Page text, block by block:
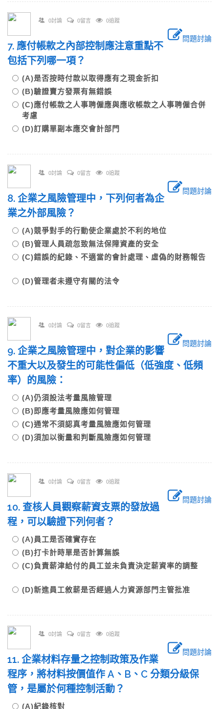
0討論 0留言 0追蹤
問題討論
7. 應付帳款之內部控制應注意重點不
包括下列哪一項？
(A)是否按時付款以取得應有之現金折扣
(B)驗證賣方發票有無錯誤
(C)應付帳款之人事聘僱應與應收帳款之人事聘僱合併
考慮
(D)訂購單副本應交會計部門
0討論 0留言 0追蹤
問題討論
8. 企業之風險管理中，下列何者為企
業之外部風險？
(A)競爭對手的行動使企業處於不利的地位
(B)管理人員疏忽致無法保障資產的安全
(C)錯誤的紀錄、不適當的會計處理、虛偽的財務報告
(D)管理者未遵守有關的法令
0討論 0留言 0追蹤
問題討論
9. 企業之風險管理中，對企業的影響
不重大以及發生的可能性偏低（低強度、低頻
率）的風險：
(A)仍須設法考量風險管理
(B)即應考量風險應如何管理
(C)通常不須認真考量風險應如何管理
(D)須加以衡量和判斷風險應如何管理
0討論 0留言 0追蹤
問題討論
10. 查核人員觀察薪資支票的發放過
程，可以驗證下列何者？
(A)員工是否確實存在
(B)打卡計時單是否計算無誤
(C)負責薪津給付的員工並未負責決定薪資率的調整
(D)新進員工敘薪是否經過人力資源部門主管批准
0討論 0留言 0追蹤
問題討論
11. 企業材料存量之控制政策及作業
程序，將材料按價值作 A、B、C 分類分級保
管，是屬於何種控制活動？
(A)紀錄核對